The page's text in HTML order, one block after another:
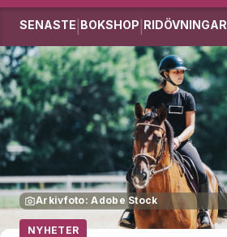
SENASTE BOKSHOP RIDÖVNINGAR
Arkivfoto: Adobe Stock
NYHETER